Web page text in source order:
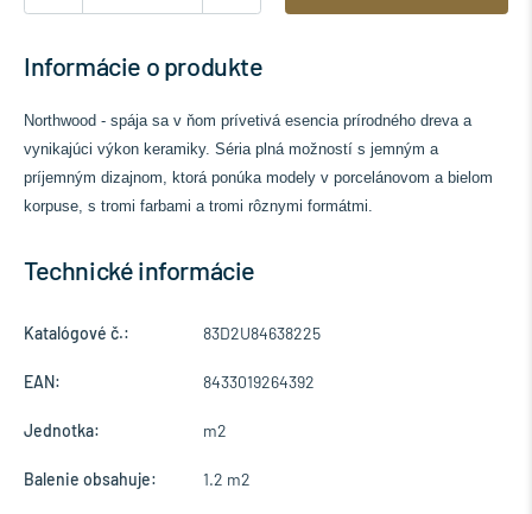
Informácie o produkte
Northwood - spája sa v ňom prívetivá esencia prírodného dreva a
vynikajúci výkon keramiky. Séria plná možností s jemným a
príjemným dizajnom, ktorá ponúka modely v porcelánovom a bielom
korpuse, s tromi farbami a tromi rôznymi formátmi.
Technické informácie
Katalógové č.: 83D2U84638225
EAN: 8433019264392
Jednotka: m2
Balenie obsahuje: 1.2 m2